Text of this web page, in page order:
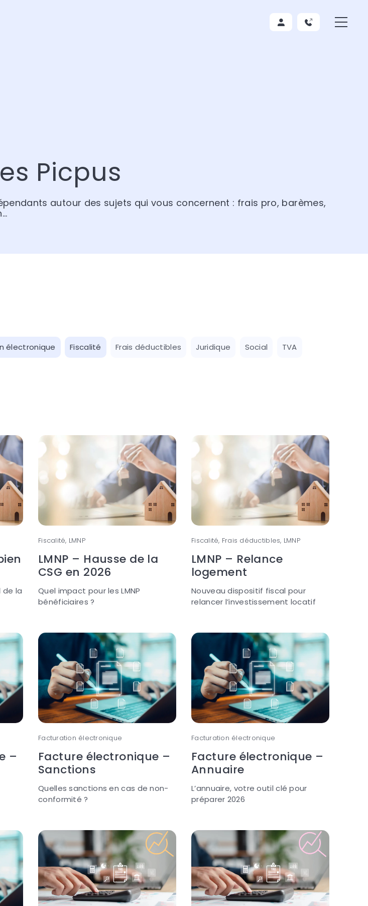
Picpus
autour des sujets qui vous concernent : frais pro, barèmes,
électronique Fiscalité Frais déductibles Juridique Social TVA
de la
Fiscalité, LMNP
LMNP – Hausse de la
CSG en 2026
Quel impact pour les LMNP
bénéficiaires ?
Fiscalité, Frais déductibles, LMNP
LMNP – Relance
logement
Nouveau dispositif fiscal pour
relancer l’investissement locatif
–
Facturation électronique
Facture électronique –
Sanctions
Quelles sanctions en cas de non-
conformité ?
Facturation électronique
Facture électronique –
Annuaire
L’annuaire, votre outil clé pour
préparer 2026